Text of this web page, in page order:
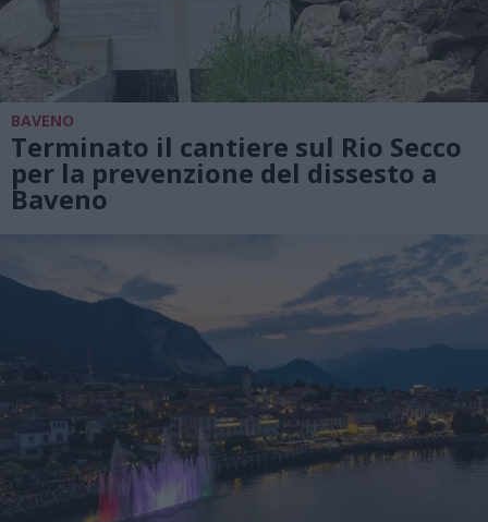
BAVENO
Terminato il cantiere sul Rio Secco
per la prevenzione del dissesto a
Baveno